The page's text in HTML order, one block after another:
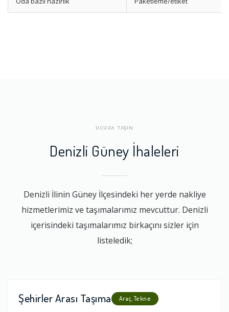
UCUZA TAŞIN
Denizli Güney İhaleleri
Denizli İlinin Güney İlçesindeki her yerde nakliye
hizmetlerimiz ve taşımalarımız mevcuttur. Denizli
içerisindeki taşımalarımız birkaçını sizler için
listeledik;
Şehirler Arası Taşıma Araç, Tekne